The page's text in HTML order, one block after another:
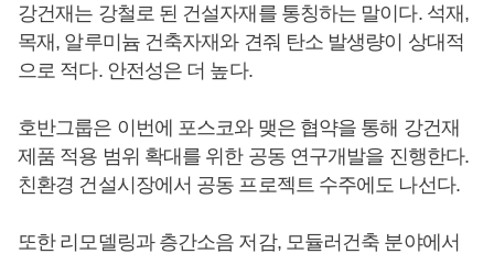
강건재는 강철로 된 건설자재를 통칭하는 말이다. 석재,
목재, 알루미늄 건축자재와 견줘 탄소 발생량이 상대적
으로 적다. 안전성은 더 높다.
호반그룹은 이번에 포스코와 맺은 협약을 통해 강건재
제품 적용 범위 확대를 위한 공동 연구개발을 진행한다.
친환경 건설시장에서 공동 프로젝트 수주에도 나선다.
또한 리모델링과 층간소음 저감, 모듈러건축 분야에서